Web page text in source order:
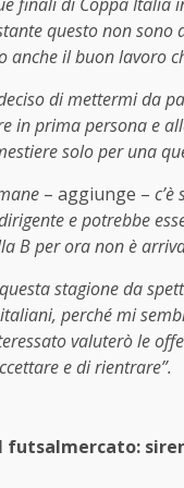
questo non
anche il buon lavoro
di mettermi da
in prima persona e
solo per una
– aggiunge –
e potrebbe
B per ora non è
stagione da
perché mi
valuterò le
e di rientrare”.
futsalmercato: